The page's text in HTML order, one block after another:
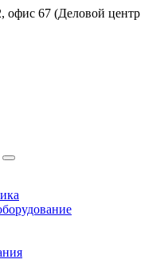
офис 67 (Деловой центр